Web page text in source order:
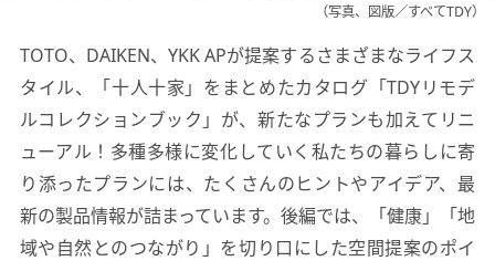
（写真、図版／すべてTDY）
TOTO、DAIKEN、YKK APが提案するさまざまなライフス
タイル、「十人十家」をまとめたカタログ 「TDYリモデ
ルコレクションブック」が、新たなプランも加えてリニ
ューアル！ 多種多様に変化していく私たちの暮らしに寄
り添ったプランには、たくさんのヒントやアイデア、 最
新の製品情報が詰まっています。後編では、「健康」「地
域や自然とのつながり」を切り口にした空間提案のポイ